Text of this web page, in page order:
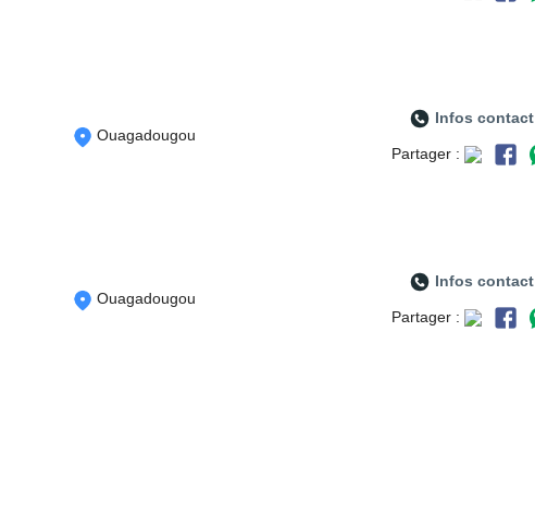
Ouagadougou
Infos contact
Partager :
Ouagadougou
Infos contact
Partager :